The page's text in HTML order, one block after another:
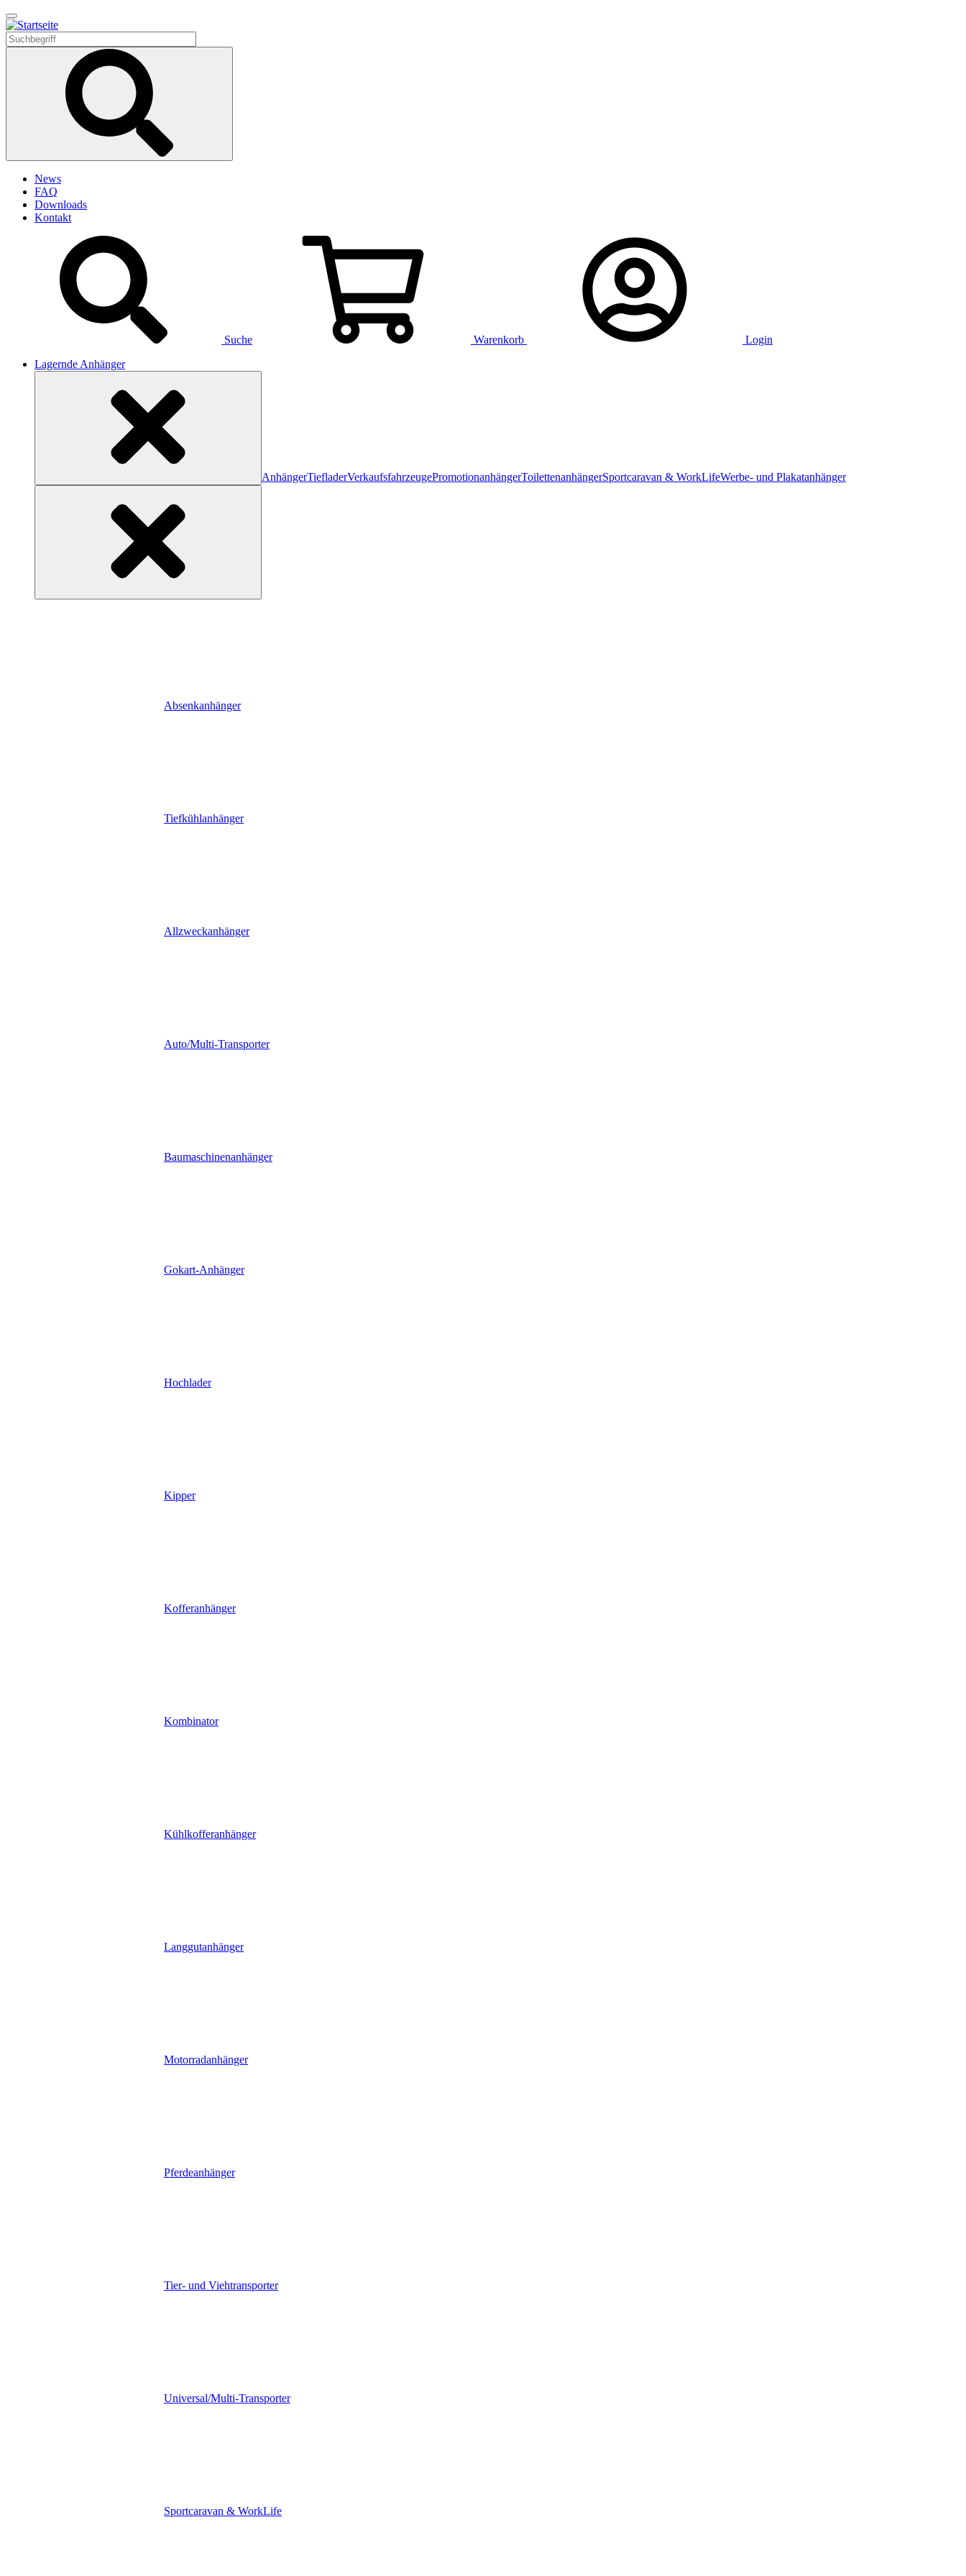
Direkt
zum
Inhalt
News
FAQ
Downloads
Kontakt
Suche Warenkorb
Login
Lagernde Anhänger
AnhängerTiefladerVerkaufsfahrzeugePromotionanhängerToilettenanhängerSportcaravan & WorkLifeWerbe- und Plakatanhänger
Absenkanhänger
Tiefkühlanhänger
Allzweckanhänger
Auto/Multi-Transporter
Baumaschinenanhänger
Gokart-Anhänger
Hochlader
Kipper
Kofferanhänger
Kombinator
Kühlkofferanhänger
Langgutanhänger
Motorradanhänger
Pferdeanhänger
Tier- und Viehtransporter
Universal/Multi-Transporter
Sportcaravan & WorkLife